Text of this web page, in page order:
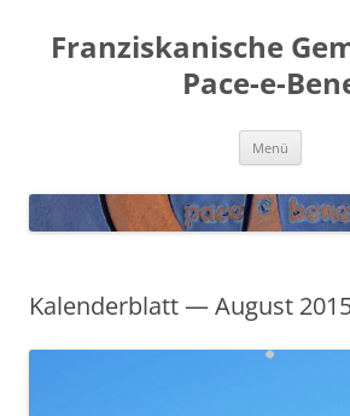
Franziskanische
Pace-e-
Menü
Kalenderblatt — August